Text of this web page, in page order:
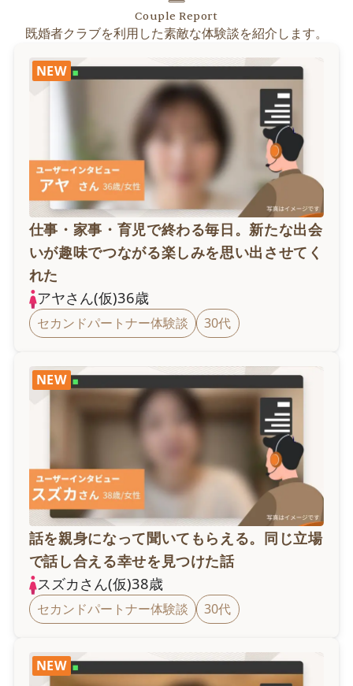
Couple Report
既婚者クラブを利用した素敵な体験談を紹介します。
仕事・家事・育児で終わる毎日。新たな出会
いが趣味でつながる楽しみを思い出させてく
れた
アヤさん(仮)36歳
セカンドパートナー体験談 30代
NEW
話を親身になって聞いてもらえる。同じ立場
で話し合える幸せを見つけた話
スズカさん(仮)38歳
セカンドパートナー体験談 30代
NEW
NEW